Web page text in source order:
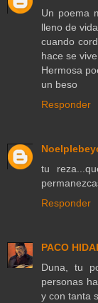
Un poema
lleno de vida .
cuando
hace se vive.
Hermosa
un beso
Responder
tu
Responder
PACO
Duna, tu
personas
y con tanta